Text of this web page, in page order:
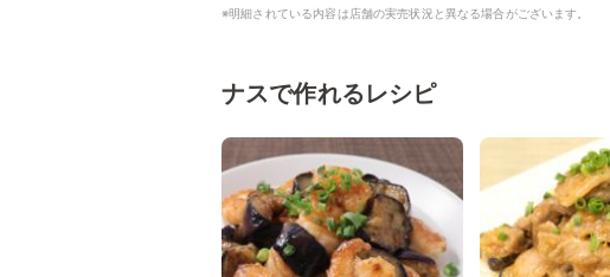
※明細されている内容は店舗の実売状況と異なる場合がございます。
ナスで作れるレシピ